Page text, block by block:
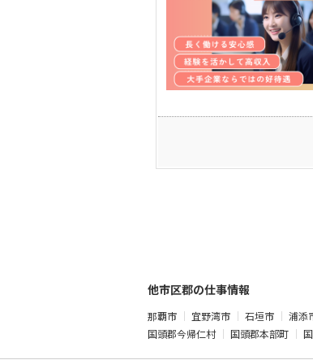
他市区郡の仕事情報
那覇市 宜野湾市 石垣市 浦添
国頭郡今帰仁村
国頭郡本部町